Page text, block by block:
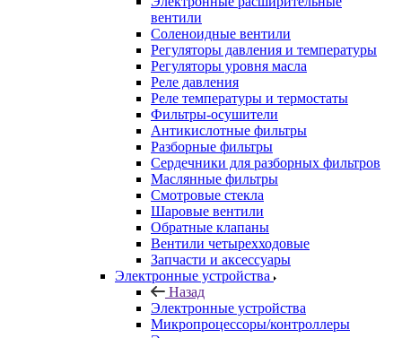
вентили
Соленоидные вентили
Регуляторы давления и температуры
Регуляторы уровня масла
Реле давления
Реле температуры и термостаты
Фильтры-осушители
Антикислотные фильтры
Разборные фильтры
Сердечники для разборных фильтров
Маслянные фильтры
Смотровые стекла
Шаровые вентили
Обратные клапаны
Вентили четырехходовые
Запчасти и аксессуары
Электронные устройства
Назад
Электронные устройства
Микропроцессоры/контроллеры